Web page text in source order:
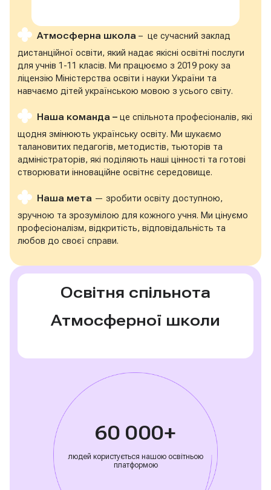
Атмосферна школа – це сучасний заклад
дистанційної освіти, який надає якісні освітні послуги
для учнів 1-11 класів. Ми працюємо з 2019 року за
ліцензію Міністерства освіти і науки України та
навчаємо дітей українською мовою з усього світу.
Наша команда –це спільнота професіоналів, які
щодня змінюють українську освіту. Ми шукаємо
талановитих педагогів, методистів, тьюторів та
адміністраторів, які поділяють наші цінності та готові
створювати інноваційне освітнє середовище.
Наша мета — зробити освіту доступною,
зручною та зрозумілою для кожного учня. Ми цінуємо
професіоналізм, відкритість, відповідальність та
любов до своєї справи.
Освітня спільнота
Атмосферної школи
60 000+
людей користується нашою освітньою
платформою